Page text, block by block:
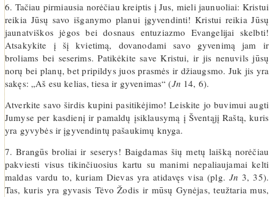
6. Tačiau pirmiausia norėčiau kreiptis į Jus, mieli jaunuoliai: Kristui
reikia Jūsų savo išganymo planui įgyvendinti! Kristui reikia Jūsų
jaunatviškos jėgos bei dosnaus entuziazmo Evangelijai skelbti!
Atsakykite į šį kvietimą, dovanodami savo gyvenimą jam ir
broliams bei seserims. Patikėkite save Kristui, ir jis nenuvils jūsų
norų bei planų, bet pripildys juos prasmės ir džiaugsmo. Juk jis yra
sakęs: „Aš esu kelias, tiesa ir gyvenimas“ (Jn 14, 6).
Atverkite savo širdis kupini pasitikėjimo! Leiskite jo buvimui augti
Jumyse per kasdienį ir pamaldų įsiklausymą į Šventąjį Raštą, kuris
yra gyvybės ir įgyvendintų pašaukimų knyga.
7. Brangūs broliai ir seserys! Baigdamas šių metų laišką norėčiau
pakviesti visus tikinčiuosius kartu su manimi nepaliaujamai kelti
maldas vardu to, kuriam Dievas yra atidavęs visa (plg. Jn 3, 35).
Tas, kuris yra gyvasis Tėvo Žodis ir mūsų Gynėjas, teužtaria mus,